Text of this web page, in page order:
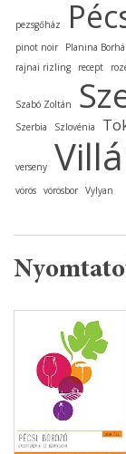
pezsgőház
pinot noir Planina
rajnai rizling
recept
Szabó Zoltán
Szerbia Szlovénia
verseny
vörös vörösbor Vylyan